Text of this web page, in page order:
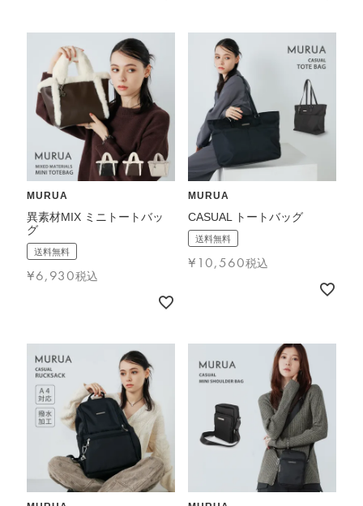
MURUA
異素材MIX ミニトートバッ
グ
送料無料
¥6,930税込
MURUA
CASUAL トートバッグ
送料無料
¥ 10,560税込